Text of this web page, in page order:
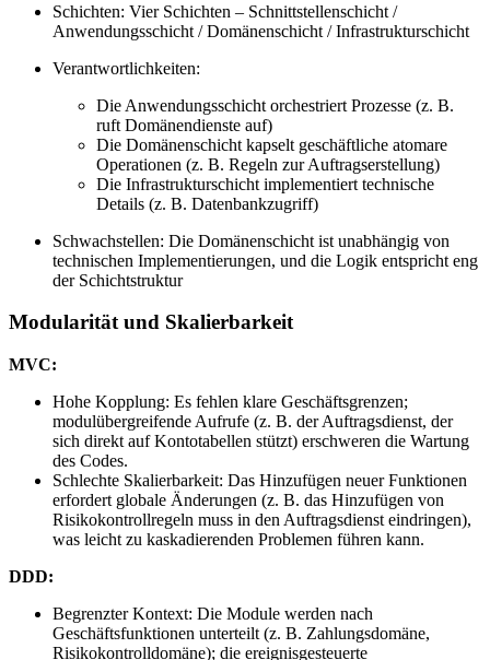
Schichten: Vier Schichten – Schnittstellenschicht /
Anwendungsschicht / Domänenschicht / Infrastrukturschicht
Verantwortlichkeiten:
Die Anwendungsschicht orchestriert Prozesse (z. B.
ruft Domänendienste auf)
Die Domänenschicht kapselt geschäftliche atomare
Operationen (z. B. Regeln zur Auftragserstellung)
Die Infrastrukturschicht implementiert technische
Details (z. B. Datenbankzugriff)
Schwachstellen: Die Domänenschicht ist unabhängig von
technischen Implementierungen, und die Logik entspricht eng
der Schichtstruktur
Modularität und Skalierbarkeit
MVC:
Hohe Kopplung: Es fehlen klare Geschäftsgrenzen;
modulübergreifende Aufrufe (z. B. der Auftragsdienst, der
sich direkt auf Kontotabellen stützt) erschweren die Wartung
des Codes.
Schlechte Skalierbarkeit: Das Hinzufügen neuer Funktionen
erfordert globale Änderungen (z. B. das Hinzufügen von
Risikokontrollregeln muss in den Auftragsdienst eindringen),
was leicht zu kaskadierenden Problemen führen kann.
DDD:
Begrenzter Kontext: Die Module werden nach
Geschäftsfunktionen unterteilt (z. B. Zahlungsdomäne,
Risikokontrolldomäne); die ereignisgesteuerte